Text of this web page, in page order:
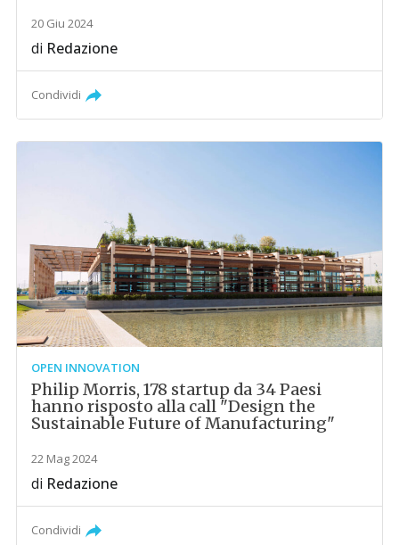
20 Giu 2024
di Redazione
Condividi
OPEN INNOVATION
Philip Morris, 178 startup da 34 Paesi
hanno risposto alla call "Design the
Sustainable Future of Manufacturing"
22 Mag 2024
di Redazione
Condividi